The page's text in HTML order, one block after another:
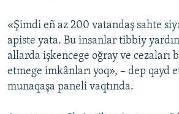
Русский
Українською
«Şimdi eñ az 200 vatandaş sahte
apiste yata. Bu insanlar tibbiy
allarda işkencege oğray ve cezaları
etmege imkânları yoq», – dep qayd
munaqaşa paneli vaqtında.